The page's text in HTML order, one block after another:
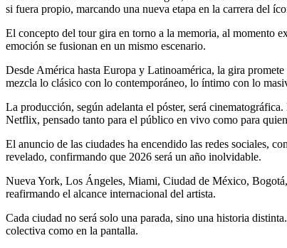
si fuera propio, marcando una nueva etapa en la carrera del
El concepto del tour gira en torno a la memoria, al momento
emoción se fusionan en un mismo escenario.
Desde América hasta Europa y Latinoamérica, la gira
mezcla lo clásico con lo contemporáneo, lo íntimo con lo
La producción, según adelanta el póster, será
Netflix, pensado tanto para el público en vivo como para
El anuncio de las ciudades ha encendido las redes sociales,
revelado, confirmando que 2026 será un año inolvidable.
Nueva York, Los Ángeles, Miami, Ciudad de México,
reafirmando el alcance internacional del artista.
Cada ciudad no será solo una parada, sino una historia
colectiva como en la pantalla.